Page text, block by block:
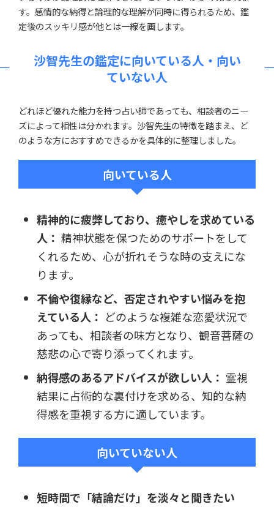
す。感情的な納得と論理的な理解が同時に得られるため、鑑
定後のスッキリ感が他とは一線を画します。
沙智先生の鑑定に向いている人・向い
ていない人
どれほど優れた能力を持つ占い師であっても、相談者のニー
ズによって相性は分かれます。沙智先生の特徴を踏まえ、ど
のような方におすすめできるかを具体的に整理しました。
向いている人
精神的に疲弊しており、癒やしを求めている
人： 精神状態を保つためのサポートをして
くれるため、心が折れそうな時の支えにな
ります。
不倫や復縁など、否定されやすい悩みを抱
えている人： どのような複雑な恋愛状況で
あっても、相談者の味方となり、観音菩薩の
慈悲の心で寄り添ってくれます。
納得感のあるアドバイスが欲しい人： 霊視
結果に占術的な裏付けを求める、知的な納
得感を重視する方に適しています。
向いていない人
短時間で「結論だけ」を淡々と聞きたい